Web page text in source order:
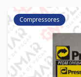
Compressores